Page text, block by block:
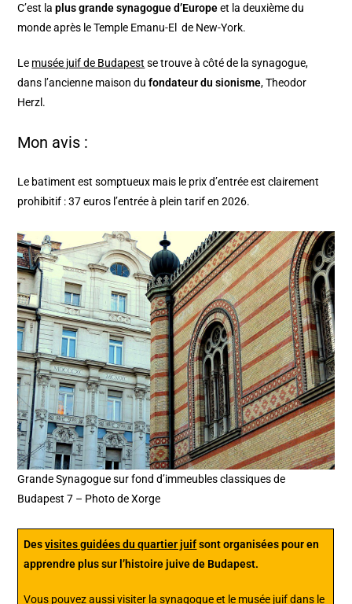
C’est laplus grande synagogue d’Europeet la deuxième du
monde après le Temple Emanu-El de New-York.
Le musée juif de Budapest se trouve à côté de la synagogue,
dans l’ancienne maison dufondateur du sionisme, Theodor
Herzl.
Mon avis :
Le batiment est somptueux mais le prix d’entrée est clairement
prohibitif : 37 euros l’entrée à plein tarif en 2026.
Grande Synagogue sur fond d’immeubles classiques de
Budapest 7 – Photo de Xorge
Desvisites guidées du quartier juifsont organisées pour en
apprendre plus sur l’histoire juive de Budapest.
Vous pouvez aussi visiter la synagogue et le musée juif dans le